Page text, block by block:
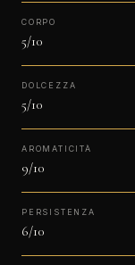
CORPO
5/10
DOLCEZZA
5/10
AROMATICITÀ
9/10
PERSISTENZA
6/10